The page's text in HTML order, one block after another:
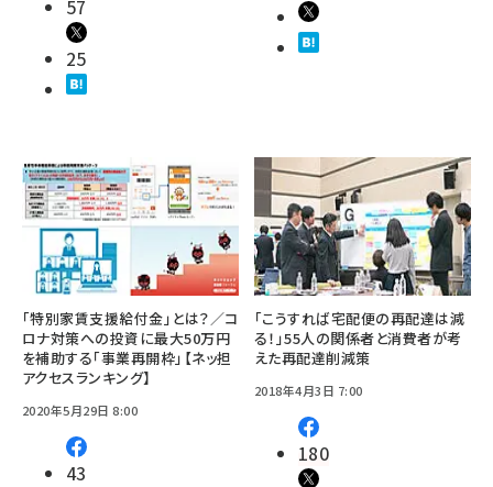
57
25
「特別家賃支援給付金」とは？／コ
ロナ対策への投資に最大50万円
を補助する「事業再開枠」【ネッ担
アクセスランキング】
2020年5月29日 8:00
43
「こうすれば宅配便の再配達は減
る！」55人の関係者と消費者が考
えた再配達削減策
2018年4月3日 7:00
180